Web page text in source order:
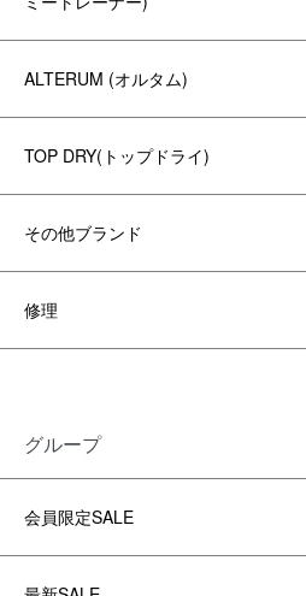
ALTERUM (オルタム)
TOP DRY(トップドライ)
その他ブランド
修理
グループ
会員限定SALE